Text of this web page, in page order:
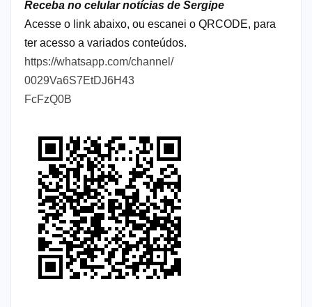
Receba no celular notícias de Sergipe
Acesse o link abaixo, ou escanei o QRCODE, para
ter acesso a variados conteúdos.
https://whatsapp.com/channel/
0029Va6S7EtDJ6H43
FcFzQ0B